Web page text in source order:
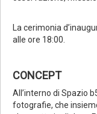
La cerimonia
alle ore 18:00.
CONCEPT
All’interno di Spazio
fotografie, che